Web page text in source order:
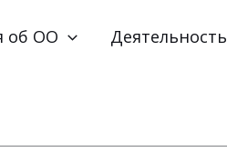
об ОО Деятельность